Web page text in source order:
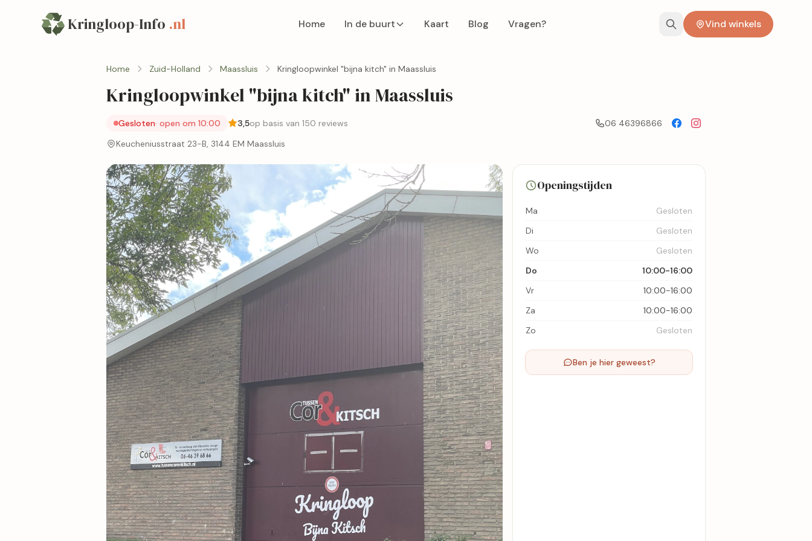
Kringloop-Info .nl Home In de buurt Kaart Blog Vragen? Vind winkels
Home Zuid-Holland Maassluis Kringloopwinkel "bijna kitch" in Maassluis
Kringloopwinkel "bijna kitch" in Maassluis
Gesloten· open om 10:00 3,5op basis van 150 reviews
06 46396866
Keucheniusstraat 23-B, 3144 EM Maassluis
Openingstijden
Ma
Gesloten
Di
Gesloten
Wo
Gesloten
Do
10:00-16:00
Vr
10:00-16:00
Za
10:00-16:00
Zo
Gesloten
Ben je hier geweest?